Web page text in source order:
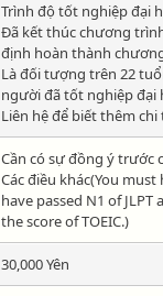
Trình độ tốt nghiệp đại
Đã kết thúc chương
định hoàn thành
Là đối tượng trên 22
người đã tốt nghiệp đại
Liên hệ để biết thêm chi
Cần có sự đồng ý trước
Các điều khác(You
have passed N1 of
the score of TOEIC.)
30,000 Yên